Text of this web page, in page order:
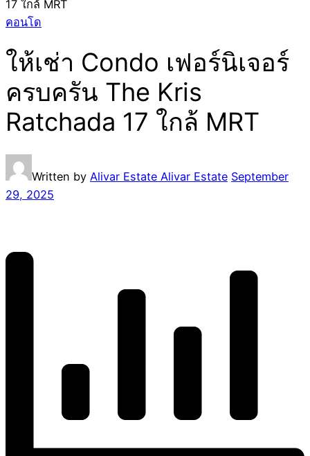
คอนโด
ให้เช่า Condo เฟอร์นิเจอร์
ครบครัน The Kris
Ratchada 17 ใกล้ MRT
Written by Alivar Estate Alivar Estate September
29, 2025